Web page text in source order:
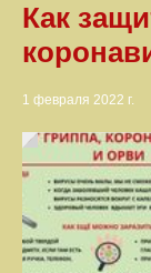
Как
1 февраля 2022 г.